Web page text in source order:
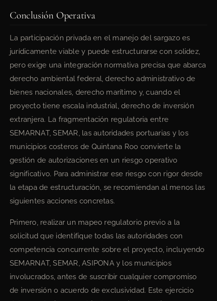
Conclusión Operativa
La participación privada en el manejo del sargazo es
jurídicamente viable y puede estructurarse con solidez,
pero exige una integración normativa precisa que abarca
derecho ambiental federal, derecho administrativo de
bienes nacionales, derecho marítimo y, cuando el
proyecto tiene escala industrial, derecho de inversión
extranjera. La fragmentación regulatoria entre
SEMARNAT, SEMAR, las autoridades portuarias y los
municipios costeros de Quintana Roo convierte la
gestión de autorizaciones en un riesgo operativo
significativo. Para administrar ese riesgo con rigor desde
la etapa de estructuración, se recomiendan al menos las
siguientes acciones concretas.
Primero, realizar un mapeo regulatorio previo a la
solicitud que identifique todas las autoridades con
competencia concurrente sobre el proyecto, incluyendo
SEMARNAT, SEMAR, ASIPONA y los municipios
involucrados, antes de suscribir cualquier compromiso
de inversión o acuerdo de exclusividad. Este ejercicio